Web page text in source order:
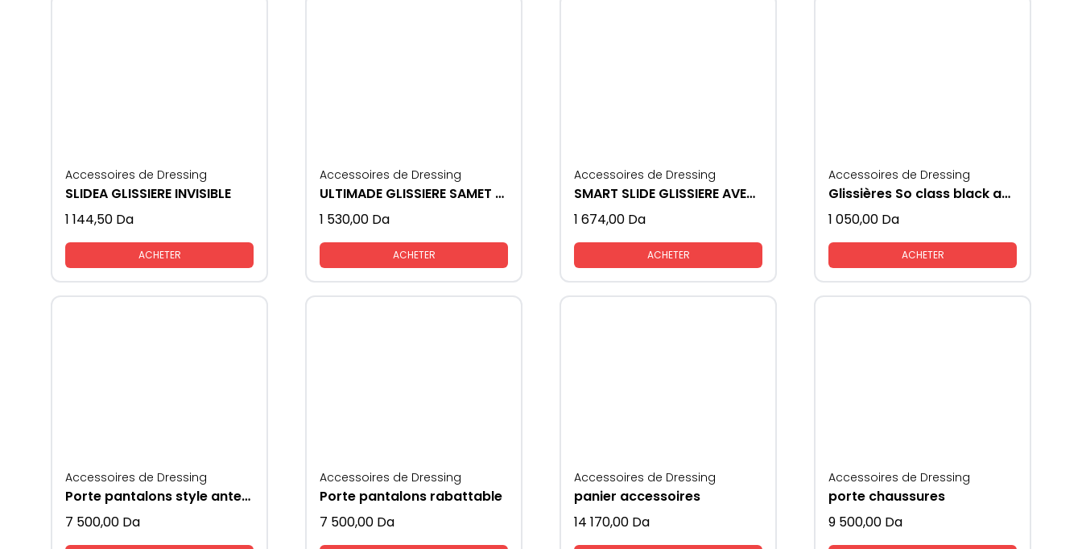
Accessoires de Dressing
SLIDEA GLISSIERE INVISIBLE
1 144,50 Da
ACHETER
Accessoires de Dressing
ULTIMADE GLISSIERE SAMET AVEC FREIN
1 530,00 Da
ACHETER
Accessoires de Dressing
SMART SLIDE GLISSIERE AVEC FREIN
1 674,00 Da
ACHETER
Accessoires de Dressing
Glissières So class black avec piston
1 050,00 Da
ACHETER
Accessoires de Dressing
Porte pantalons style antenne 1 seul coté
7 500,00 Da
Accessoires de Dressing
Porte pantalons rabattable
7 500,00 Da
Accessoires de Dressing
panier accessoires
14 170,00 Da
Accessoires de Dressing
porte chaussures
9 500,00 Da